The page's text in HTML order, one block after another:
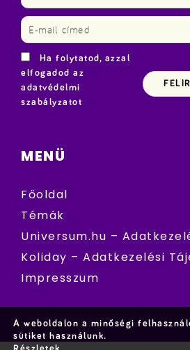
Ha folytatod, azzal
elfogadod az
adatvédelmi
szabályzatot
MENÜ
Főoldal
Témák
Universum.hu –
Koliday – Adatkezelési
Impresszum
A weboldalon a minőségi
sütiket használunk.